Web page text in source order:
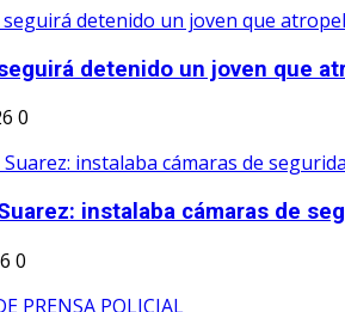
detenido un joven que
0
instalaba cámaras de
0